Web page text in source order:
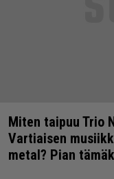
Miten taipuu Trio
Vartiaisen
metal? Pian